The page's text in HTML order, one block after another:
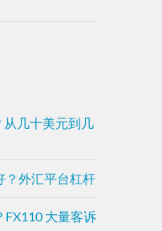
几十美元到几
？外汇平台杠杆
FX110 大量客诉